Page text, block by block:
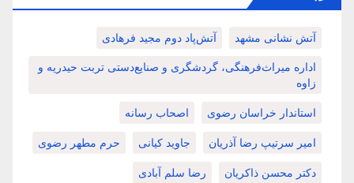
آتش نشانی مشهد آتش‌پاد دوم مجید فرهادی
اداره میراث‌فرهنگی، گردشگری و صنایع‌دستی تربت حیدریه و
زاوه
استاندار خراسان رضوی اصحاب رسانه
امیر سرتیپ رضا آذریان جاوید کیانی حرم مطهر رضوی
دکتر محسن ذاکریان رضا سلم آبادی